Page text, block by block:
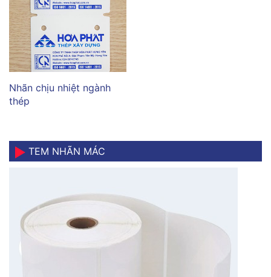
Nhãn chịu nhiệt ngành
thép
TEM NHÃN MÁC